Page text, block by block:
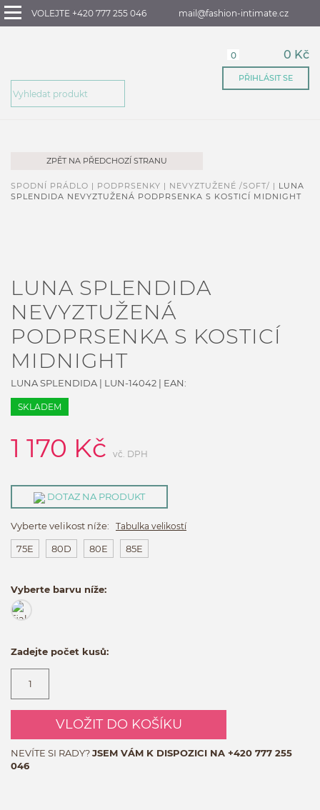
VOLEJTE +420 777 255 046 mail@fashion-intimate.cz
0 0 Kč
PŘIHLÁSIT SE
ZPĚT NA PŘEDCHOZÍ STRANU
SPODNÍ PRÁDLO | PODPRSENKY | NEVYZTUŽENÉ /SOFT/ | LUNA
SPLENDIDA NEVYZTUŽENÁ PODPRSENKA S KOSTICÍ MIDNIGHT
LUNA SPLENDIDA
NEVYZTUŽENÁ
PODPRSENKA S KOSTICÍ
MIDNIGHT
LUNA SPLENDIDA | LUN-14042 | EAN:
SKLADEM
1 170 Kč vč. DPH
DOTAZ NA PRODUKT
Vyberte velikost níže: Tabulka velikostí
75E 80D 80E 85E
Vyberte barvu níže:
Zadejte počet kusů:
VLOŽIT DO KOŠÍKU
NEVÍTE SI RADY?JSEM VÁM K DISPOZICI NA +420 777 255
046